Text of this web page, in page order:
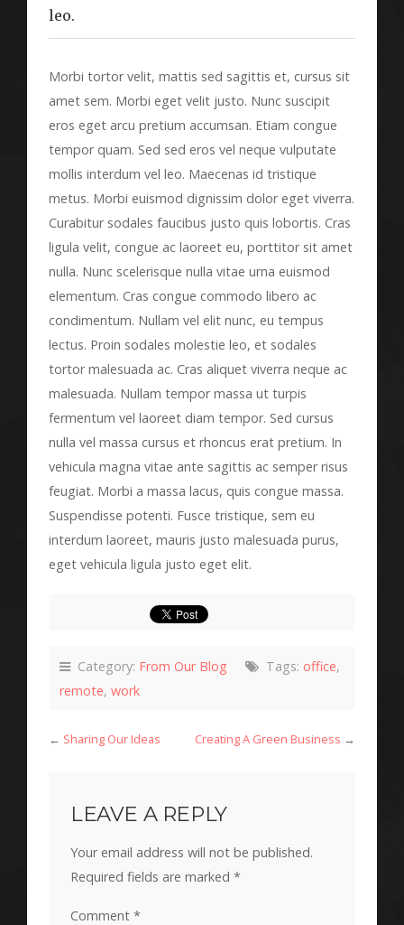
leo.
Morbi tortor velit, mattis sed sagittis et, cursus sit
amet sem. Morbi eget velit justo. Nunc suscipit
eros eget arcu pretium accumsan. Etiam congue
tempor quam. Sed sed eros vel neque vulputate
mollis interdum vel leo. Maecenas id tristique
metus. Morbi euismod dignissim dolor eget viverra.
Curabitur sodales faucibus justo quis lobortis. Cras
ligula velit, congue ac laoreet eu, porttitor sit amet
nulla. Nunc scelerisque nulla vitae urna euismod
elementum. Cras congue commodo libero ac
condimentum. Nullam vel elit nunc, eu tempus
lectus. Proin sodales molestie leo, et sodales
tortor malesuada ac. Cras aliquet viverra neque ac
malesuada. Nullam tempor massa ut turpis
fermentum vel laoreet diam tempor. Sed cursus
nulla vel massa cursus et rhoncus erat pretium. In
vehicula magna vitae ante sagittis ac semper risus
feugiat. Morbi a massa lacus, quis congue massa.
Suspendisse potenti. Fusce tristique, sem eu
interdum laoreet, mauris justo malesuada purus,
eget vehicula ligula justo eget elit.
Category: From Our Blog Tags: office,
remote, work
← Sharing Our Ideas Creating A Green Business →
LEAVE A REPLY
Your email address will not be published.
Required fields are marked *
Comment *